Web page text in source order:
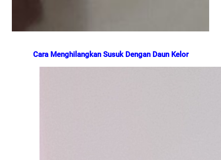
Cara Menghilangkan Susuk Dengan Daun Kelor